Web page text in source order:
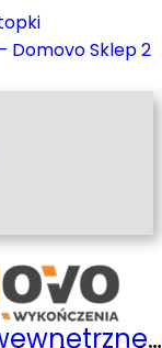
Domovo Sklep 2